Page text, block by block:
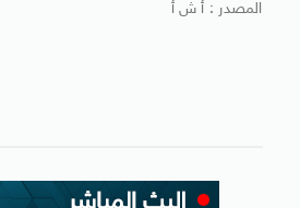
المصدر : أ ش أ